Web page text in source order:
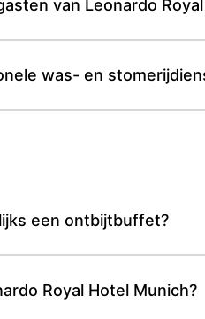
van Leonardo
was- en
een ontbijtbuffet?
Royal Hotel Munich?